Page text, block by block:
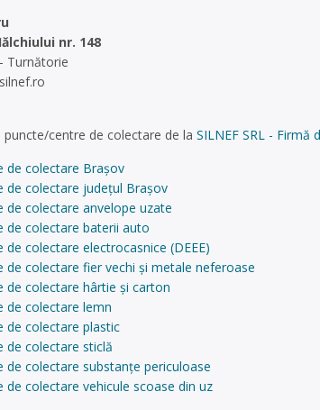
nr. 148
Turnătorie
puncte/centre de colectare de la SILNEF SRL -
de colectare Brașov
de colectare județul Brașov
de colectare anvelope uzate
de colectare baterii auto
de colectare electrocasnice (DEEE)
de colectare fier vechi și metale neferoase
de colectare hârtie și carton
de colectare lemn
de colectare plastic
de colectare sticlă
de colectare substanțe periculoase
de colectare vehicule scoase din uz